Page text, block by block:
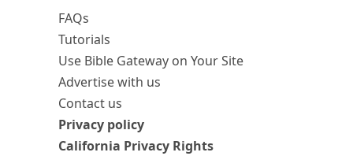
FAQs
Tutorials
Use Bible Gateway on Your Site
Advertise with us
Contact us
Privacy policy
California Privacy Rights